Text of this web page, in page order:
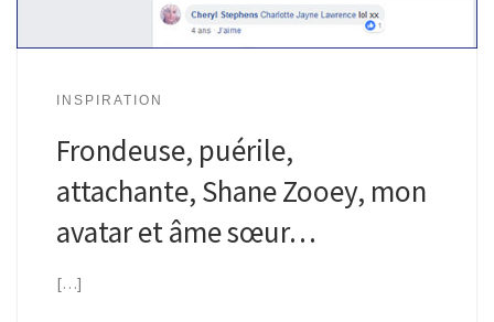
INSPIRATION
Frondeuse, puérile,
attachante, Shane Zooey, mon
avatar et âme sœur…
[…]